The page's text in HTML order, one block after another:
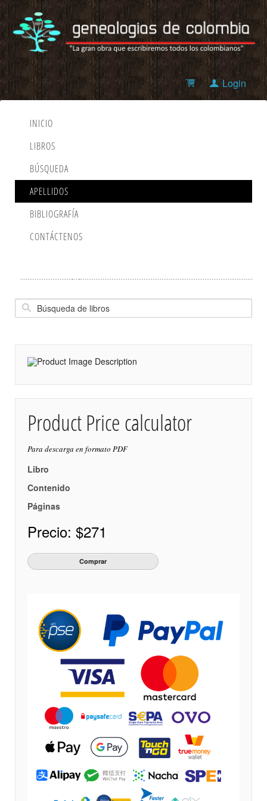
Login
INICIO
LIBROS
BÚSQUEDA
APELLIDOS
BIBLIOGRAFÍA
CONTÁCTENOS
Product Price calculator
Para descarga en formato PDF
Libro
Contenido
Páginas
Precio: $271